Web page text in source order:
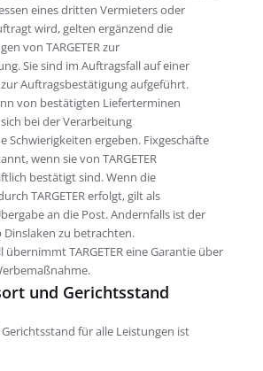
eines dritten Vermieters oder
wird, gelten ergänzend die
von TARGETER zur
Sie sind im Auftragsfall auf einer
Auftragsbestätigung aufgeführt.
von bestätigten Lieferterminen
bei der Verarbeitung
Schwierigkeiten ergeben. Fixgeschäfte
wenn sie von TARGETER
bestätigt sind. Wenn die
TARGETER erfolgt, gilt als
an die Post. Andernfalls ist der
zu betrachten.
übernimmt TARGETER eine Garantie über
und Gerichtsstand
für alle Leistungen ist